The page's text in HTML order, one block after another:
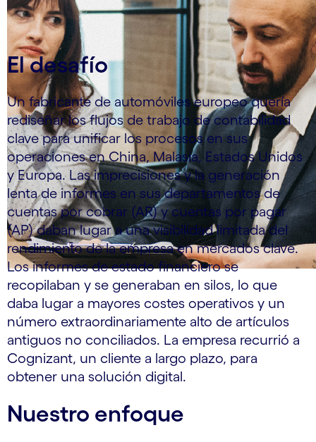
El desafío
Un fabricante de automóviles europeo quería
rediseñar los flujos de trabajo de contabilidad
clave para unificar los procesos en sus
operaciones en China, Malasia, Estados Unidos
y Europa. Las imprecisiones y la generación
lenta de informes en sus departamentos de
cuentas por cobrar (AR) y cuentas por pagar
(AP) daban lugar a una visibilidad limitada del
rendimiento de la empresa en mercados clave.
Los informes de estado financiero se
recopilaban y se generaban en silos, lo que
daba lugar a mayores costes operativos y un
número extraordinariamente alto de artículos
antiguos no conciliados. La empresa recurrió a
Cognizant, un cliente a largo plazo, para
obtener una solución digital.
Nuestro enfoque